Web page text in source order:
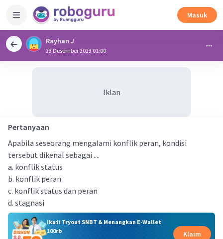
Masuk
Rayhan J
23 Desember 2023 01:00
Iklan
Pertanyaan
Apabila seseorang mengalami konflik peran, kondisi
tersebut dikenal sebagai ....
a. konflik status
b. konflik peran
c. konflik status dan peran
d. stagnasi
Ikuti Tryout SNBT & Menangkan E-Wallet
100rb
Klaim